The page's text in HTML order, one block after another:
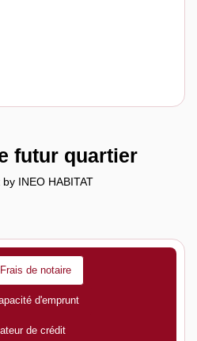
futur quartier
INEO HABITAT
de notaire
d'emprunt
de crédit